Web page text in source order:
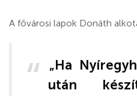
A fővárosi lapok Donáth
„Ha
után